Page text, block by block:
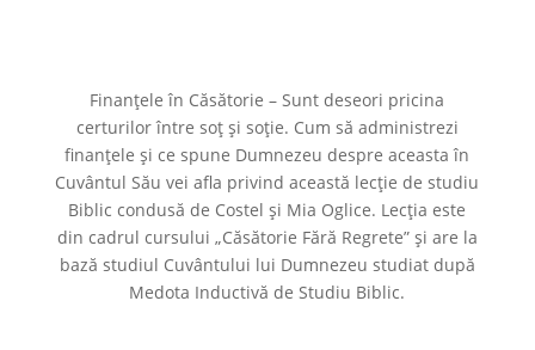
Finanțele în Căsătorie – Sunt deseori pricina
certurilor între soț și soție. Cum să administrezi
finanțele și ce spune Dumnezeu despre aceasta în
Cuvântul Său vei afla privind această lecție de studiu
Biblic condusă de Costel și Mia Oglice. Lecția este
din cadrul cursului „Căsătorie Fără Regrete” și are la
bază studiul Cuvântului lui Dumnezeu studiat după
Medota Inductivă de Studiu Biblic.